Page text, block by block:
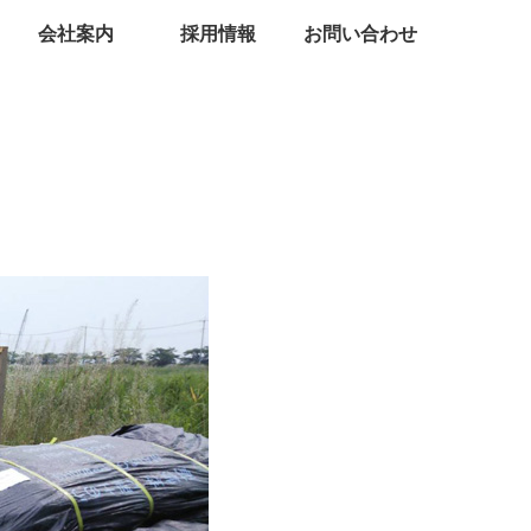
会社案内 採用情報 お問い合わせ